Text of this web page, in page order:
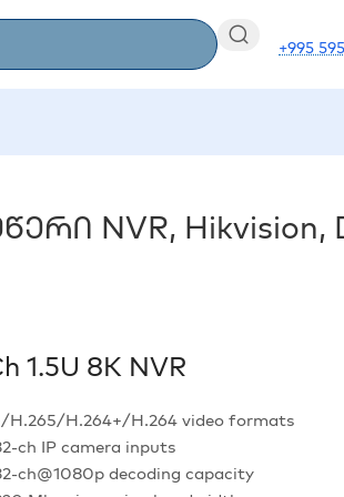
+995
NVR, Hikvision,
1.5U 8K NVR
H.265/H.264+/H.264 video formats
ch IP camera inputs
ch@1080p decoding capacity